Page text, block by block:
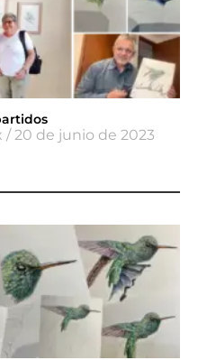
20 de junio de 2023